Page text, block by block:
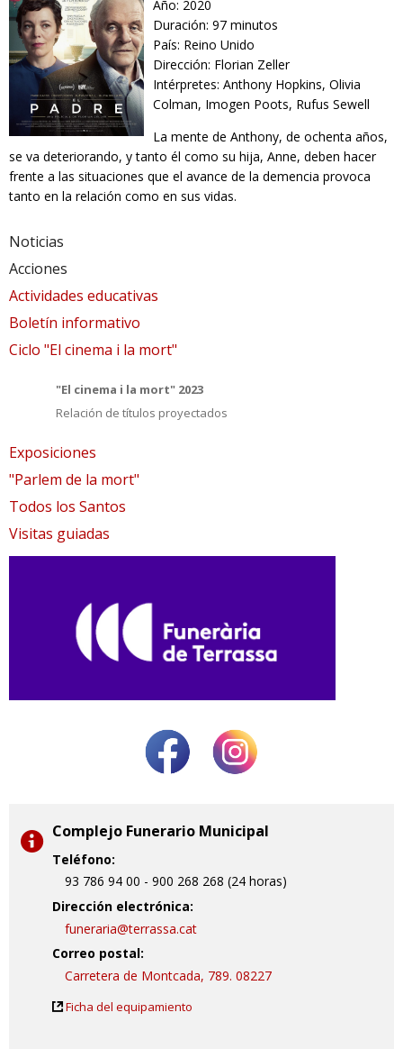
Año: 2020
Duración: 97 minutos
País: Reino Unido
Dirección: Florian Zeller
Intérpretes: Anthony Hopkins, Olivia
Colman, Imogen Poots, Rufus Sewell
La mente de Anthony, de ochenta años,
se va deteriorando, y tanto él como su hija, Anne, deben hacer
frente a las situaciones que el avance de la demencia provoca
tanto en la relación como en sus vidas.
Noticias
Acciones
Actividades educativas
Boletín informativo
Ciclo "El cinema i la mort"
"El cinema i la mort" 2023
Relación de títulos proyectados
Exposiciones
"Parlem de la mort"
Todos los Santos
Visitas guiadas
Complejo Funerario Municipal
Teléfono:
93 786 94 00 - 900 268 268 (24 horas)
Dirección electrónica:
funeraria@terrassa.cat
Correo postal:
Carretera de Montcada, 789. 08227
Ficha del equipamiento